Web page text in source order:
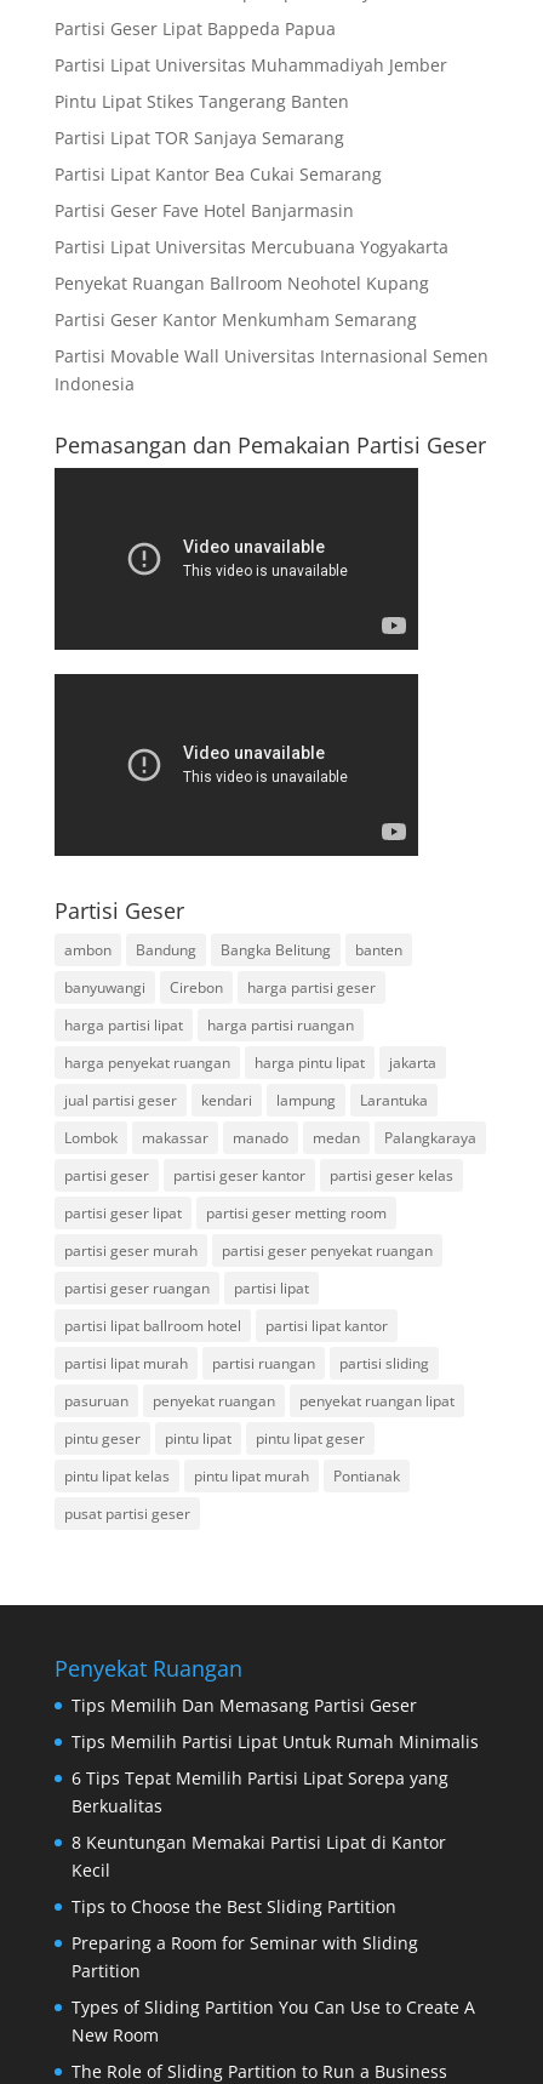
Partisi Geser Lipat Bappeda Papua
Partisi Lipat Universitas Muhammadiyah Jember
Pintu Lipat Stikes Tangerang Banten
Partisi Lipat TOR Sanjaya Semarang
Partisi Lipat Kantor Bea Cukai Semarang
Partisi Geser Fave Hotel Banjarmasin
Partisi Lipat Universitas Mercubuana Yogyakarta
Penyekat Ruangan Ballroom Neohotel Kupang
Partisi Geser Kantor Menkumham Semarang
Partisi Movable Wall Universitas Internasional Semen
Indonesia
Pemasangan dan Pemakaian Partisi Geser
Partisi Geser
ambon Bandung Bangka Belitung
banten
banyuwangi
Cirebon
harga partisi geser
harga partisi lipat
harga partisi ruangan
harga penyekat ruangan
harga pintu lipat
jakarta
jual partisi geser
kendari lampung
Larantuka
Lombok
makassar manado medan
Palangkaraya
partisi geser
partisi geser kantor
partisi geser kelas
partisi geser lipat
partisi geser metting room
partisi geser murah
partisi geser penyekat ruangan
partisi geser ruangan
partisi lipat
partisi lipat ballroom hotel
partisi lipat kantor
partisi lipat murah
partisi ruangan
partisi sliding
pasuruan
penyekat ruangan
penyekat ruangan lipat
pintu geser
pintu lipat
pintu lipat geser
pintu lipat kelas
pintu lipat murah
Pontianak
pusat partisi geser
Penyekat Ruangan
Tips Memilih Dan Memasang Partisi Geser
Tips Memilih Partisi Lipat Untuk Rumah Minimalis
6 Tips Tepat Memilih Partisi Lipat Sorepa yang
Berkualitas
8 Keuntungan Memakai Partisi Lipat di Kantor
Kecil
Tips to Choose the Best Sliding Partition
Preparing a Room for Seminar with Sliding
Partition
Types of Sliding Partition You Can Use to Create A
New Room
The Role of Sliding Partition to Run a Business